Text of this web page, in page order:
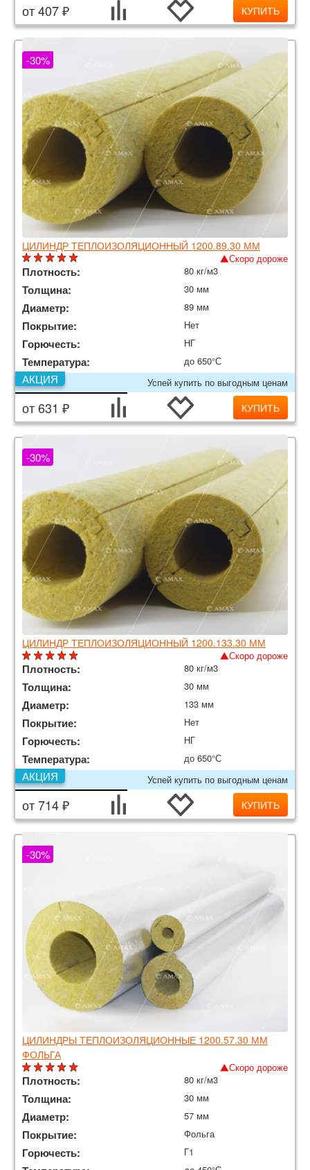
от 407 ₽ КУПИТЬ
ЦИЛИНДР ТЕПЛОИЗОЛЯЦИОННЫЙ 1200.89.30 ММ
-30%
Скоро дороже
Плотность: 80 кг/м3
Толщина: 30 мм
Диаметр: 89 мм
Покрытие: Нет
Горючесть: НГ
Температура:
до 650°С
Успей купить по выгодным ценам
АКЦИЯ
от 631 ₽ КУПИТЬ
ЦИЛИНДР ТЕПЛОИЗОЛЯЦИОННЫЙ 1200.133.30 ММ
-30%
Скоро дороже
Плотность: 80 кг/м3
Толщина: 30 мм
Диаметр: 133 мм
Покрытие: Нет
Горючесть: НГ
Температура:
до 650°С
Успей купить по выгодным ценам
АКЦИЯ
от 714 ₽ КУПИТЬ
ЦИЛИНДРЫ ТЕПЛОИЗОЛЯЦИОННЫЕ 1200.57.30 ММ
ФОЛЬГА
-30%
Скоро дороже
Плотность: 80 кг/м3
Толщина: 30 мм
Диаметр: 57 мм
Покрытие: Фольга
Горючесть: Г1